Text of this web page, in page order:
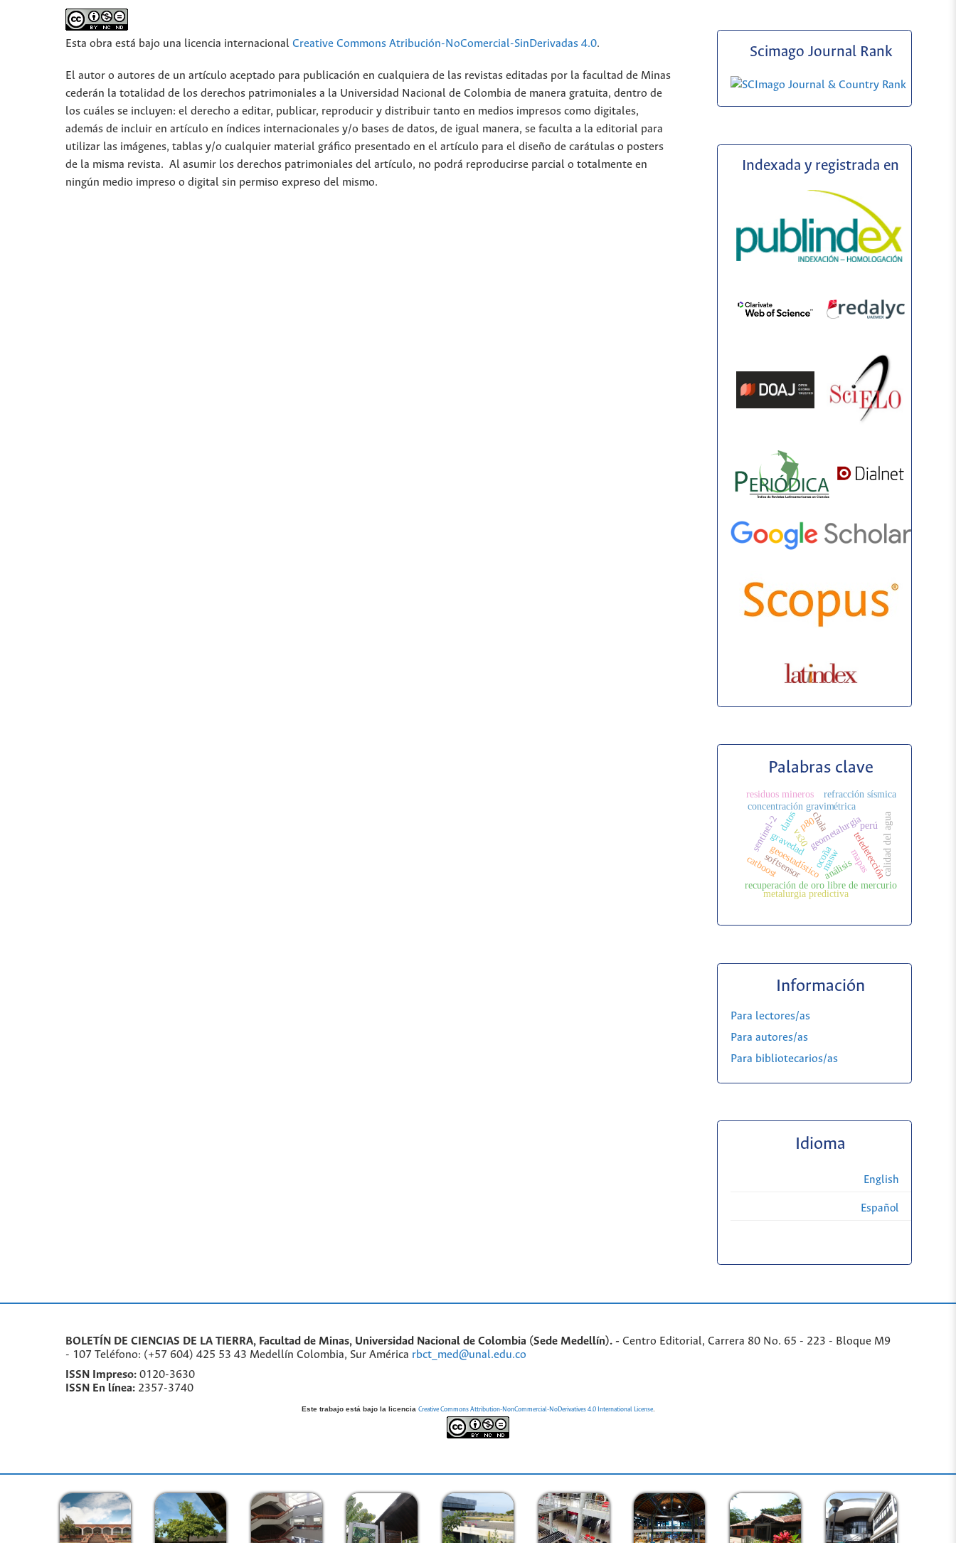
Esta obra está bajo una licencia internacional Creative Commons Atribución-NoComercial-SinDerivadas 4.0.
El autor o autores de un artículo aceptado para publicación en cualquiera de las revistas editadas por la facultad de Minas
cederán la totalidad de los derechos patrimoniales a la Universidad Nacional de Colombia de manera gratuita, dentro de
los cuáles se incluyen: el derecho a editar, publicar, reproducir y distribuir tanto en medios impresos como digitales,
además de incluir en artículo en índices internacionales y/o bases de datos, de igual manera, se faculta a la editorial para
utilizar las imágenes, tablas y/o cualquier material gráfico presentado en el artículo para el diseño de carátulas o posters
de la misma revista. Al asumir los derechos patrimoniales del artículo, no podrá reproducirse parcial o totalmente en
ningún medio impreso o digital sin permiso expreso del mismo.
Scimago Journal Rank
Indexada y registrada en
Palabras clave
análisismapas
gravedad
geoestadístico
datos
concentración gravimétrica
recuperación de oro libre de mercurio
geometalurgia
metalurgia predictiva
ocoña
chala perú
teledeteccióncalidad del agua
sentinel-2
residuos mineros refracción sísmica
masw
vs30
softsensor
catboost
p80
Información
Para lectores/as
Para autores/as
Para bibliotecarios/as
Idioma
English
Español
BOLETÍN DE CIENCIAS DE LA TIERRA, Facultad de Minas, Universidad Nacional de Colombia (Sede Medellín). - Centro Editorial, Carrera 80 No. 65 - 223 - Bloque M9
- 107 Teléfono: (+57 604) 425 53 43 Medellín Colombia, Sur América rbct_med@unal.edu.co
ISSN Impreso: 0120-3630
ISSN En línea: 2357-3740
Este trabajo está bajo la licencia Creative Commons Attribution-NonCommercial-NoDerivatives 4.0 International License.